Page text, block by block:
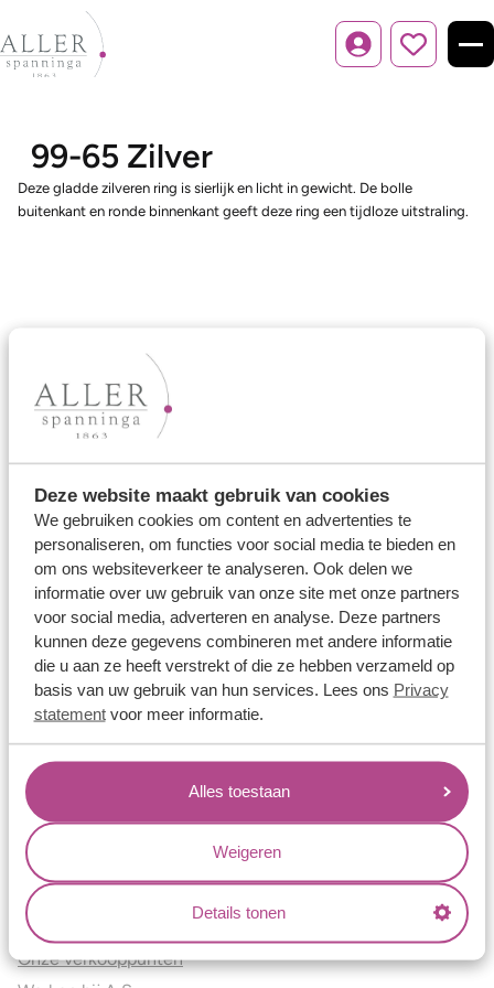
Deze website maakt gebruik van cookies
We gebruiken cookies om content en advertenties te
personaliseren, om functies voor social media te bieden en
om ons websiteverkeer te analyseren. Ook delen we
informatie over uw gebruik van onze site met onze partners
voor social media, adverteren en analyse. Deze partners
kunnen deze gegevens combineren met andere informatie
die u aan ze heeft verstrekt of die ze hebben verzameld op
basis van uw gebruik van hun services. Lees ons Privacy
statementvoor meer informatie.
Alles toestaan
Weigeren
Details tonen
Inloggen
99-65 Zilver
Deze gladde zilveren ring is sierlijk en licht in gewicht. De bolle
buitenkant en ronde binnenkant geeft deze ring een tijdloze uitstraling.
Ons aanbod
Trouwringen
Memoireringen
Verlovingsringen
Vriendschapsringen
Over ons
Aller Spanninga
Historie
Certificaten
Blogs
Jouw voordelen
Conflictvrije Materialen
Oneindig veel mogelijkheden
Kwaliteit
Juweliers & Contact
Onze verkooppunten